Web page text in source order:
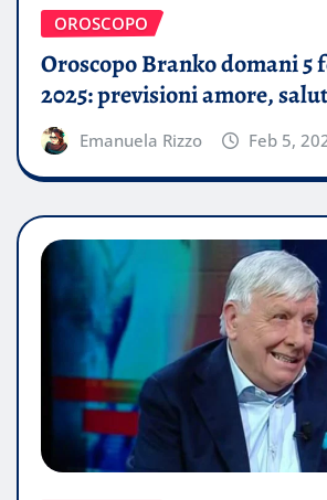
OROSCOPO
Oroscopo Branko domani 5
2025: previsioni amore,
Emanuela Rizzo Feb 5,